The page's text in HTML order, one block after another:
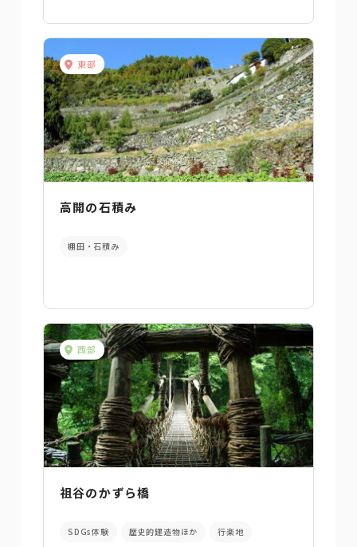
東部
高開の石積み
棚田・石積み
西部
祖谷のかずら橋
SDGs体験 歴史的建造物ほか 行楽地